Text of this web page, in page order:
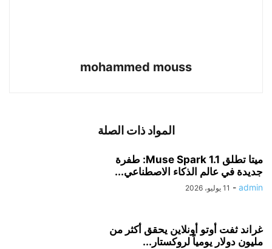
mohammed mouss
المواد ذات الصلة
ميتا تطلق Muse Spark 1.1: طفرة
جديدة في عالم الذكاء الاصطناعي...
admin
- 11 يوليو، 2026
غراند ثفت أوتو أونلاين يحقق أكثر من
مليون دولار يومياً لروكستار...